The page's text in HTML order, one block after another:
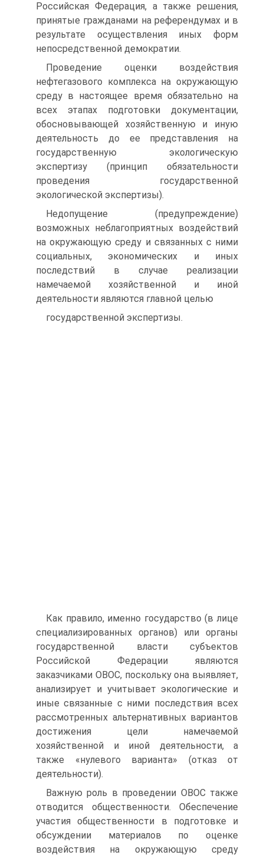
Российская Федерация, а также решения,
принятые гражданами на референдумах и в
результате осуществления иных форм
непосредственной демократии.
Проведение оценки воздействия
нефтегазового комплекса на окружающую
среду в настоящее время обязательно на
всех этапах подготовки документации,
обосновывающей хозяйственную и иную
деятельность до ее представления на
государственную экологическую
экспертизу (принцип обязательности
проведения государственной
экологической экспертизы).
Недопущение (предупреждение)
возможных неблагоприятных воздействий
на окружающую среду и связанных с ними
социальных, экономических и иных
последствий в случае реализации
намечаемой хозяйственной и иной
деятельности являются главной целью
государственной экспертизы.
Как правило, именно государство (в лице
специализированных органов) или органы
государственной власти субъектов
Российской Федерации являются
заказчиками ОВОС, поскольку она выявляет,
анализирует и учитывает экологические и
иные связанные с ними последствия всех
рассмотренных альтернативных вариантов
достижения цели намечаемой
хозяйственной и иной деятельности, а
также «нулевого варианта» (отказ от
деятельности).
Важную роль в проведении ОВОС также
отводится общественности. Обеспечение
участия общественности в подготовке и
обсуждении материалов по оценке
воздействия на окружающую среду